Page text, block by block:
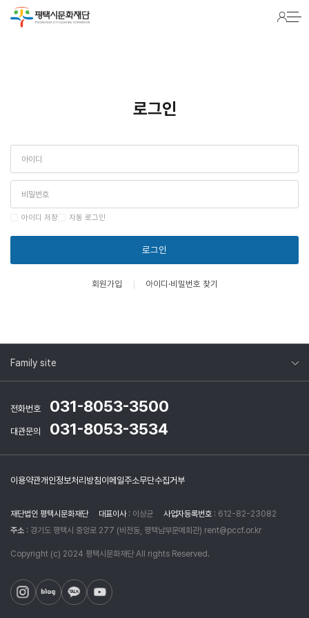
Warning : Packets out of order. Expected 1 received 0. Packet size=145 in
/hosting/fs241022/html/lib/common.lib.php
로그인
아이디 저장 자동 로그인
로그인
회원가입 아이디·비밀번호 찾기
Family site
전화번호 031-8053-3500
대관문의 031-8053-3534
이용약관개인정보처리방침이메일주소무단수집거부
재단법인 평택시문화재단 대표이사 : 이상균 사업자등록번호 : 612-82-23082
주소 : 경기도 평택시 중앙로 277 (비전동, 평택남부문예회관) rent@pccf.or.kr
Copyright (c) 2024 평택시문화재단 All rights Reserved.